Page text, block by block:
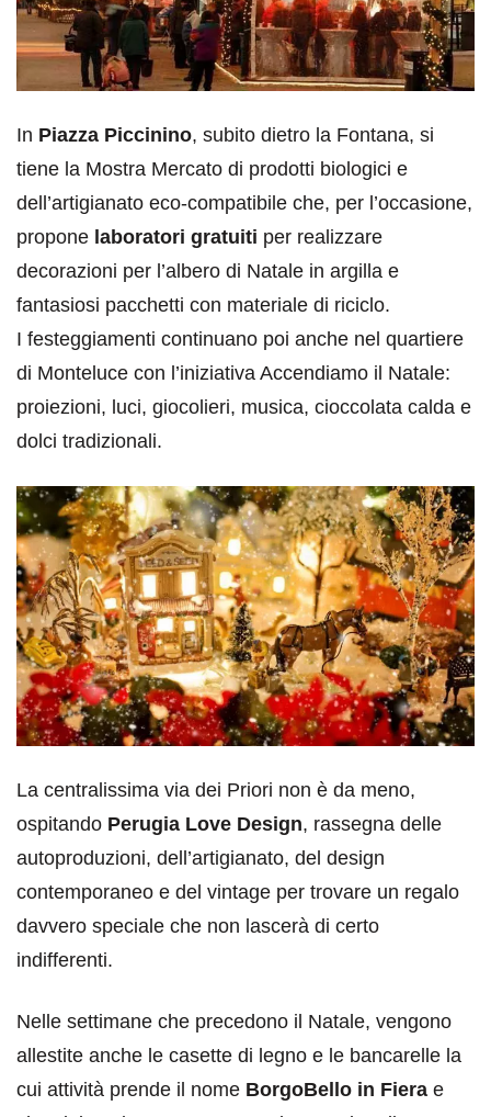
In Piazza Piccinino, subito dietro la Fontana, si
tiene la Mostra Mercato di prodotti biologici e
dell’artigianato eco-compatibile che, per l’occasione,
propone laboratori gratuiti per realizzare
decorazioni per l’albero di Natale in argilla e
fantasiosi pacchetti con materiale di riciclo.
I festeggiamenti continuano poi anche nel quartiere
di Monteluce con l’iniziativa Accendiamo il Natale:
proiezioni, luci, giocolieri, musica, cioccolata calda e
dolci tradizionali.
La centralissima via dei Priori non è da meno,
ospitando Perugia Love Design, rassegna delle
autoproduzioni, dell’artigianato, del design
contemporaneo e del vintage per trovare un regalo
davvero speciale che non lascerà di certo
indifferenti.
Nelle settimane che precedono il Natale, vengono
allestite anche le casette di legno e le bancarelle la
cui attività prende il nome BorgoBello in Fiera e